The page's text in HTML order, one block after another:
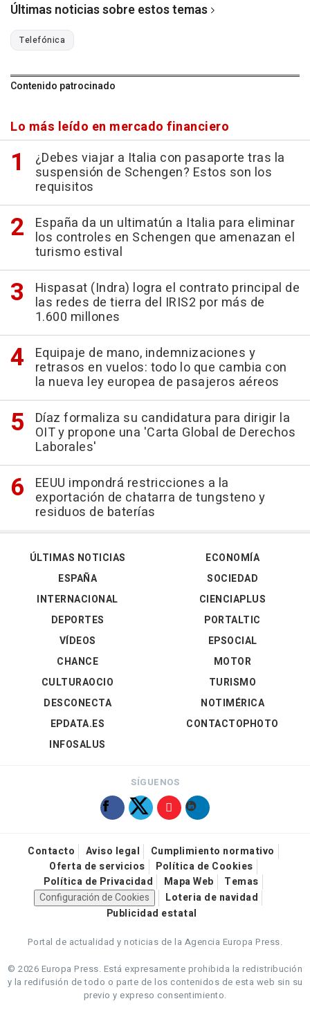
Últimas noticias sobre estos temas
Telefónica
Contenido patrocinado
Lo más leído en mercado financiero
¿Debes viajar a Italia con pasaporte tras la
suspensión de Schengen? Estos son los
requisitos
España da un ultimatún a Italia para eliminar
los controles en Schengen que amenazan el
turismo estival
Hispasat (Indra) logra el contrato principal de
las redes de tierra del IRIS2 por más de
1.600 millones
Equipaje de mano, indemnizaciones y
retrasos en vuelos: todo lo que cambia con
la nueva ley europea de pasajeros aéreos
Díaz formaliza su candidatura para dirigir la
OIT y propone una 'Carta Global de Derechos
Laborales'
EEUU impondrá restricciones a la
exportación de chatarra de tungsteno y
residuos de baterías
ÚLTIMAS NOTICIAS
ESPAÑA
INTERNACIONAL
DEPORTES
VÍDEOS
ECONOMÍA
SOCIEDAD
CIENCIAPLUS
PORTALTIC
EPSOCIAL
CHANCE
CULTURAOCIO
DESCONECTA
EPDATA.ES
INFOSALUS
MOTOR
TURISMO
NOTIMÉRICA
CONTACTOPHOTO
SÍGUENOS
Contacto Aviso legal
Cumplimiento normativo
Oferta de servicios
Política de Cookies
Política de Privacidad
Mapa Web
Temas
Configuración de Cookies
Loteria de navidad
Publicidad estatal
Portal de actualidad y noticias de la Agencia Europa Press.
© 2026 Europa Press. Está expresamente prohibida la redistribución
y la redifusión de todo o parte de los contenidos de esta web sin su
previo y expreso consentimiento.